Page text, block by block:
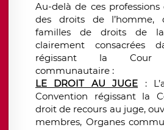
Au-delà de ces
des droits de l’homme,
familles de droits de
clairement consacrées
régissant la
communautaire :
LE DROIT AU JUGE :
Convention régissant la
droit de recours au juge,
membres, Organes